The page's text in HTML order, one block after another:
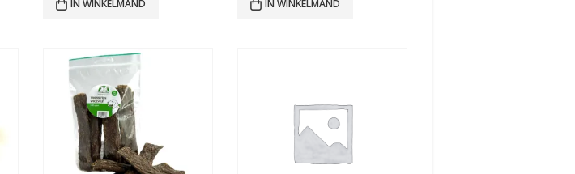
IN WINKELMAND IN WINKELMAND